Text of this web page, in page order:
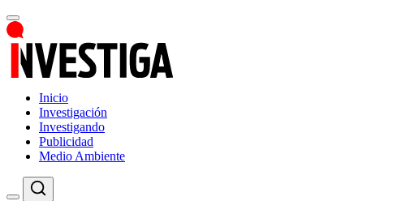
Inicio
Investigación
Investigando
Publicidad
Medio Ambiente